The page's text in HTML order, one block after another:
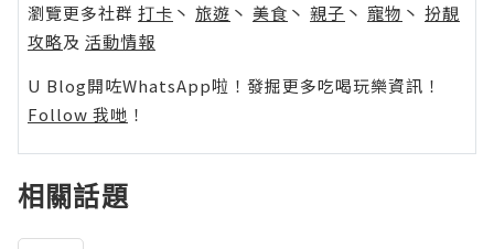
瀏覽更多社群 打卡 丶 旅遊 丶 美食 丶 親子 丶 寵物 丶 扮靚
攻略及 活動情報
U Blog開咗WhatsApp啦！發掘更多吃喝玩樂資訊！
Follow 我哋 ！
相關話題